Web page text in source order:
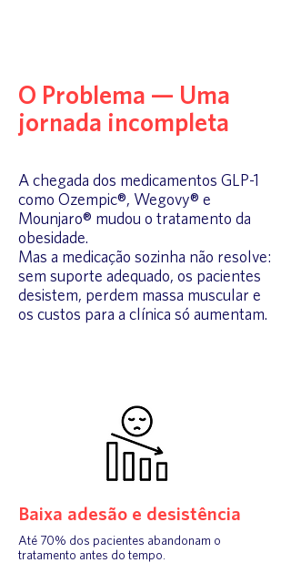
O Problema — Uma
jornada incompleta
A chegada dos medicamentos GLP-1
como Ozempic®, Wegovy® e
Mounjaro® mudou o tratamento da
obesidade.
Mas a medicação sozinha não resolve:
sem suporte adequado, os pacientes
desistem, perdem massa muscular e
os custos para a clínica só aumentam.
Baixa adesão e desistência
Até 70% dos pacientes abandonam o
tratamento antes do tempo.